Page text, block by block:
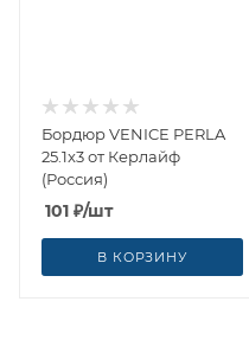
Бордюр VENICE PERLA
25.1x3 от Керлайф
(Россия)
101 ₽/шт
В КОРЗИНУ